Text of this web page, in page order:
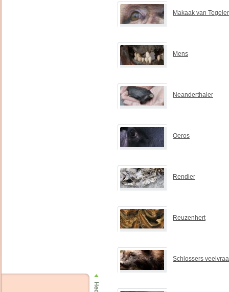
Makaak van
Mens
Neanderthaler
Oeros
Rendier
Reuzenhert
Schlossers